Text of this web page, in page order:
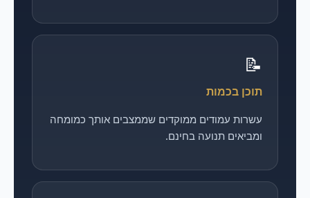
📝
תוכן בכמות
עשרות עמודים ממוקדים שממצבים אותך כמומחה
ומביאים תנועה בחינם.